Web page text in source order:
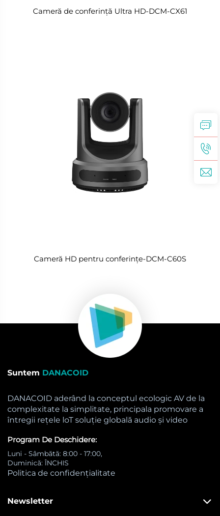
Cameră de conferință Ultra HD-DCM-CX61
Cameră HD pentru conferințe-DCM-C60S
Suntem DANACOID
DANACOID aderând la conceptul ecologic AV de la
complexitate la simplitate, principala promovare a
întregii rețele loT soluție globală audio și video
Program De Deschidere:
Luni - Sâmbătă: 8:00 - 17:00,
Duminică: ÎNCHIS
Politica de confidențialitate
Newsletter